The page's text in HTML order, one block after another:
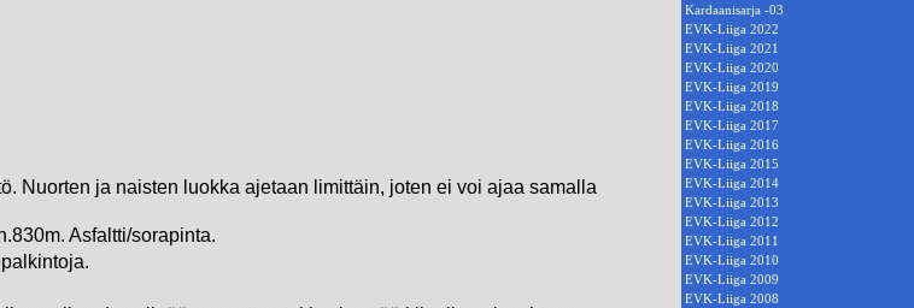
Nuorten ja naisten luokka ajetaan limittäin, joten ei voi ajaa samalla
Asfaltti/sorapinta.
Kardaanisarja -03
EVK-Liiga 2022
EVK-Liiga 2021
EVK-Liiga 2020
EVK-Liiga 2019
EVK-Liiga 2018
EVK-Liiga 2017
EVK-Liiga 2016
EVK-Liiga 2015
EVK-Liiga 2014
EVK-Liiga 2013
EVK-Liiga 2012
EVK-Liiga 2011
EVK-Liiga 2010
EVK-Liiga 2009
EVK-Liiga 2008